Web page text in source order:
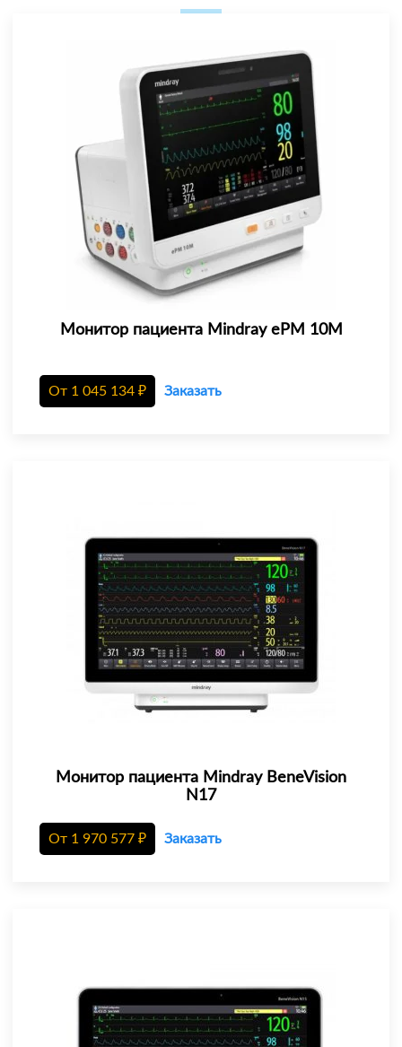
Монитор пациента Mindray еРМ 10М
От 1 045 134 ₽ Заказать
Монитор пациента Mindray BeneVision
N17
От 1 970 577 ₽ Заказать